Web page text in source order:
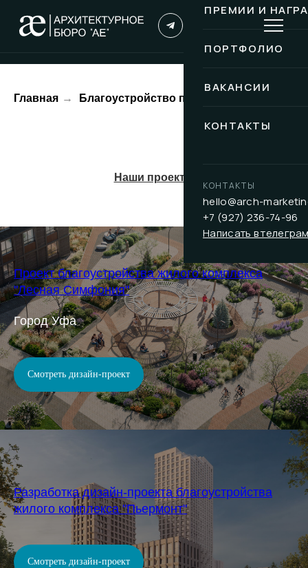
ПРЕМИИ И
ПОРТФОЛИО
ВАКАНСИИ
КОНТАКТЫ
КОНТАКТЫ
hello@arch-
+7 (927) 236-74-96
Написать в
Главная → Благоустройство парка
Наши проекты
Проект благоустройства жилого комплекса
"Лесная Симфония"
Город Уфа
Смотреть дизайн-проект
Разработка дизайн-проекта благоустройства
жилого комплекса "Пьермонт"
Смотреть дизайн-проект